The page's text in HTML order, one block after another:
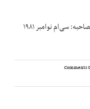
روایت‌کننده: آقای ابوالحسن ابتهاج تاریخ مصاحبه: سی‌ام نوامبر ۱۹۸۱
0